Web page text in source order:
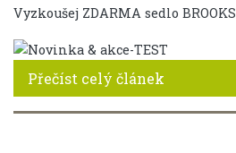
Vyzkoušej ZDARMA sedlo BROOKS
Přečíst celý článek